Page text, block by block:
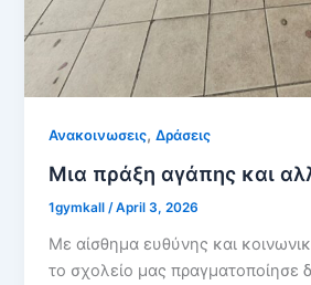
Ανακοινωσεις,Δράσεις
Μια πράξη αγάπης και
1gymkall/April 3, 2026
Με αίσθημα ευθύνης και
το σχολείο μας πραγματοποίησε